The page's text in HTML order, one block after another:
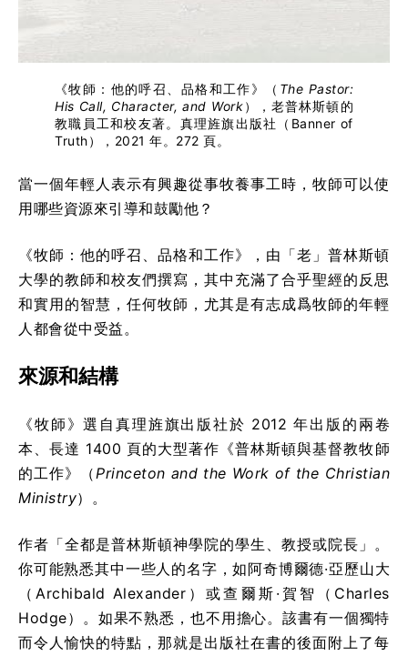
《牧師：他的呼召、品格和工作》（ The Pastor:
His Call, Character, and Work），老普林斯頓的
教職員工和校友著。真理旌旗出版社（Banner of
Truth），2021 年。272 頁。
當一個年輕人表示有興趣從事牧養事工時，牧師可以使
用哪些資源來引導和鼓勵他？
《牧師：他的呼召、品格和工作》，由「老」普林斯頓
大學的教師和校友們撰寫，其中充滿了合乎聖經的反思
和實用的智慧，任何牧師，尤其是有志成爲牧師的年輕
人都會從中受益。
來源和結構
《牧師》選自真理旌旗出版社於 2012 年出版的兩卷
本、長達 1400 頁的大型著作《普林斯頓與基督教牧師
的工作》（ Princeton and the Work of the Christian
Ministry）。
作者「全都是普林斯頓神學院的學生、教授或院長」。
你可能熟悉其中一些人的名字，如阿奇博爾德·亞歷山大
（Archibald Alexander）或查爾斯·賀智（Charles
Hodge）。如果不熟悉，也不用擔心。該書有一個獨特
而令人愉快的特點，那就是出版社在書的後面附上了每